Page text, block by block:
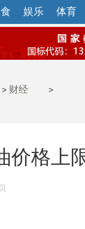
娱乐 体育
> 财经 >
价格上